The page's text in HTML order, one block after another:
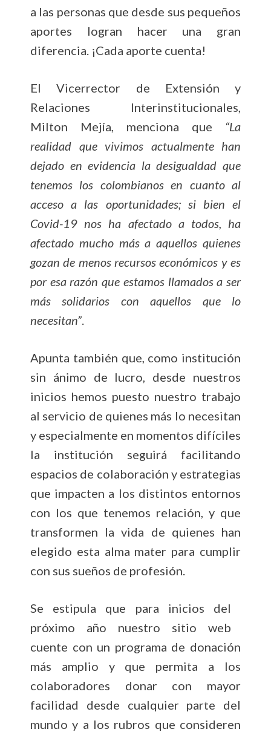
a las personas que desde sus pequeños
aportes logran hacer una gran
diferencia. ¡Cada aporte cuenta!
El Vicerrector de Extensión y
Relaciones Interinstitucionales,
Milton Mejía, menciona que “La
realidad que vivimos actualmente han
dejado en evidencia la desigualdad que
tenemos los colombianos en cuanto al
acceso a las oportunidades; si bien el
Covid-19 nos ha afectado a todos, ha
afectado mucho más a aquellos quienes
gozan de menos recursos económicos y es
por esa razón que estamos llamados a ser
más solidarios con aquellos que lo
necesitan”.
Apunta también que, como institución
sin ánimo de lucro, desde nuestros
inicios hemos puesto nuestro trabajo
al servicio de quienes más lo necesitan
y especialmente en momentos difíciles
la institución seguirá facilitando
espacios de colaboración y estrategias
que impacten a los distintos entornos
con los que tenemos relación, y que
transformen la vida de quienes han
elegido esta alma mater para cumplir
con sus sueños de profesión.
Se estipula que para inicios del
próximo año nuestro sitio web
cuente con un programa de donación
más amplio y que permita a los
colaboradores donar con mayor
facilidad desde cualquier parte del
mundo y a los rubros que consideren